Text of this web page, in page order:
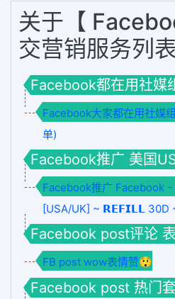
关于【
交营销服务列
Facebook都在用社媒
Facebook大家都在用社媒
单)
Facebook推广 美国
Facebook推广 Facebook
[USA/UK] ~ 𝗥𝗘𝗙𝗜𝗟𝗟 30D
Facebook post评论
FB post wow表情赞😲
Facebook post 热门